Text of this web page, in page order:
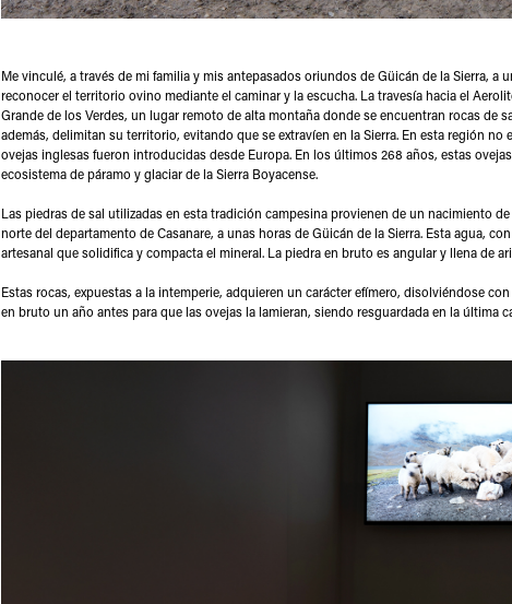
Me vinculé, a través de mi familia y mis antepasados oriundos de Güicán de la Sierra, a
reconocer el territorio ovino mediante el caminar y la escucha. La travesía hacia el
Grande de los Verdes, un lugar remoto de alta montaña donde se encuentran rocas de
además, delimitan su territorio, evitando que se extravíen en la Sierra. En esta región
ovejas inglesas fueron introducidas desde Europa. En los últimos 268 años, estas
ecosistema de páramo y glaciar de la Sierra Boyacense.
Las piedras de sal utilizadas en esta tradición campesina provienen de un nacimiento
norte del departamento de Casanare, a unas horas de Güicán de la Sierra. Esta agua,
artesanal que solidifica y compacta el mineral. La piedra en bruto es angular y llena de
Estas rocas, expuestas a la intemperie, adquieren un carácter efímero, disolviéndose
en bruto un año antes para que las ovejas la lamieran, siendo resguardada en la última